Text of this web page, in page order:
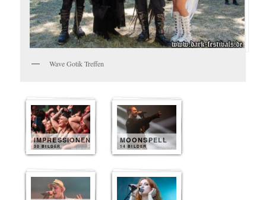
Wave Gotik Treffen
IMPRESSIONEN
30 BILDER
MOONSPELL
14 BILDER